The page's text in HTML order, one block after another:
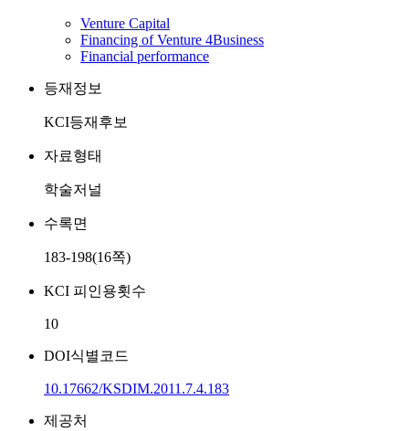
Venture Capital
Financing of Venture 4Business
Financial performance
등재정보
KCI등재후보
자료형태
학술저널
수록면
183-198(16쪽)
KCI 피인용횟수
10
DOI식별코드
10.17662/KSDIM.2011.7.4.183
제공처